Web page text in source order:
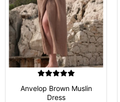
Anvelop Brown Muslin
Dress